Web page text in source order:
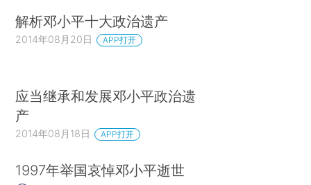
解析邓小平十大政治遗产
2014年08月20日 APP打开
应当继承和发展邓小平政治遗
产
2014年08月18日 APP打开
1997年举国哀悼邓小平逝世